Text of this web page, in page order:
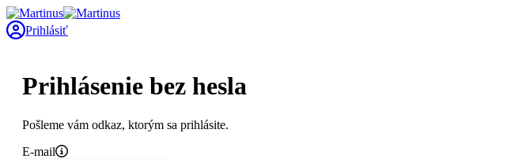
Prihlásiť
Prihlásenie bez hesla
Pošleme vám odkaz, ktorým sa prihlásite.
E-mail